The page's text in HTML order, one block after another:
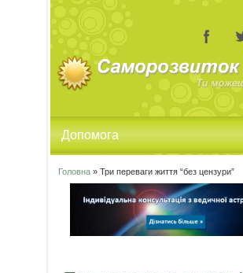
Ви є тут
Головна» Три переваги життя “без цензури”